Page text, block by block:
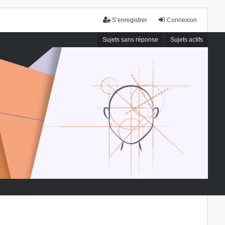
Connexion
S’enregistrer
Sujets sans réponse Sujets actifs